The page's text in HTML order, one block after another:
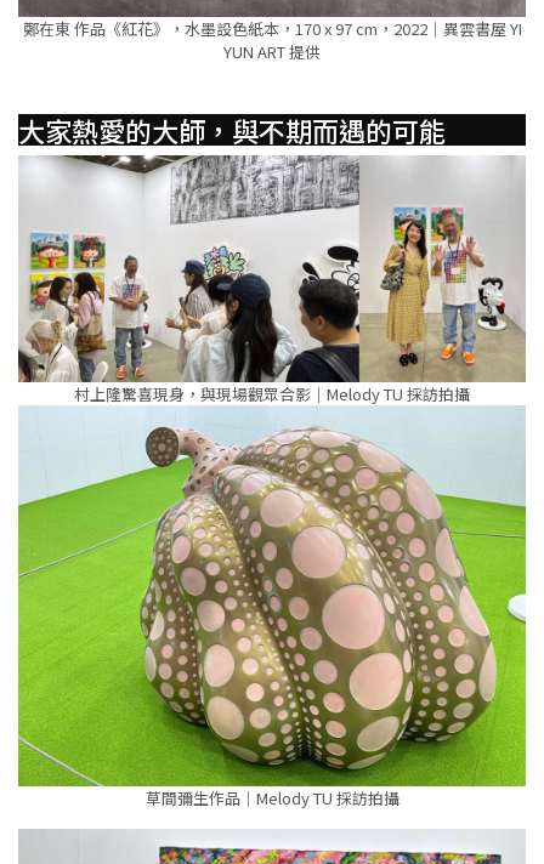
鄭在東 作品《紅花》，水墨設色紙本，170 x 97 cm，2022｜異雲書屋 YI
YUN ART 提供
大家熱愛的大師，與不期而遇的可能
村上隆驚喜現身，與現場觀眾合影｜Melody TU 採訪拍攝
草間彌生作品｜Melody TU 採訪拍攝